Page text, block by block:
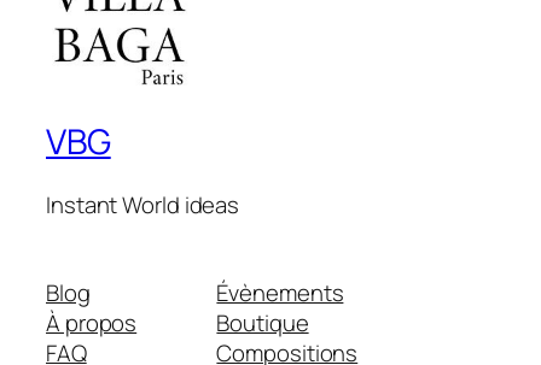
VBG
Instant World ideas
Blog
À propos
FAQ
Évènements
Boutique
Compositions